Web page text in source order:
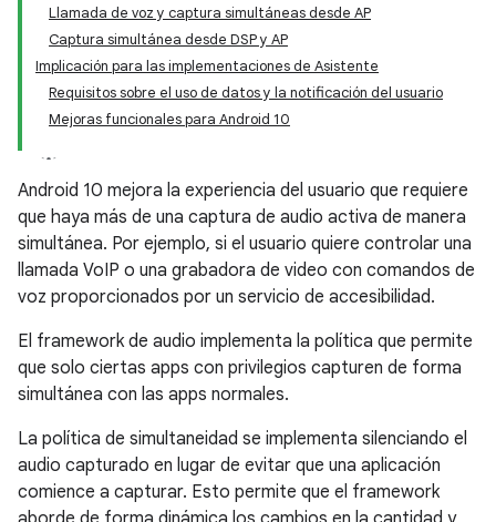
Llamada de voz y captura simultáneas desde AP
Captura simultánea desde DSP y AP
Implicación para las implementaciones de Asistente
Requisitos sobre el uso de datos y la notificación del usuario
Mejoras funcionales para Android 10
Android 10 mejora la experiencia del usuario que requiere
que haya más de una captura de audio activa de manera
simultánea. Por ejemplo, si el usuario quiere controlar una
llamada VoIP o una grabadora de video con comandos de
voz proporcionados por un servicio de accesibilidad.
El framework de audio implementa la política que permite
que solo ciertas apps con privilegios capturen de forma
simultánea con las apps normales.
La política de simultaneidad se implementa silenciando el
audio capturado en lugar de evitar que una aplicación
comience a capturar. Esto permite que el framework